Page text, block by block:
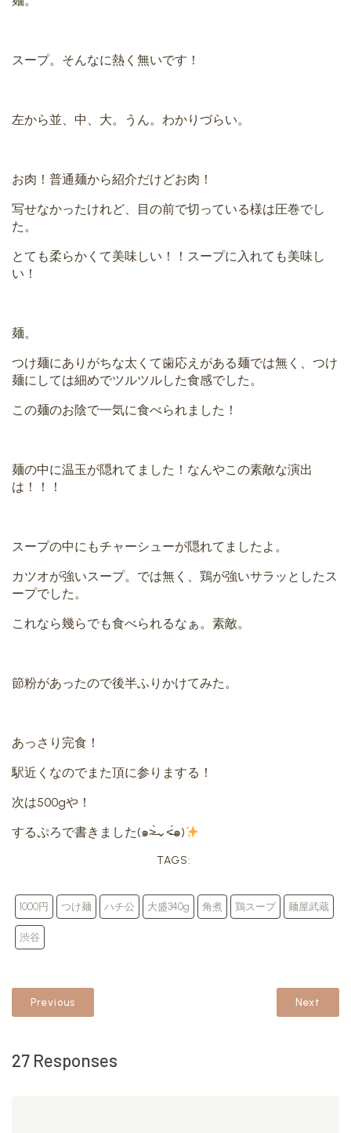
スープ。そんなに熱く無いです！
左から並、中、大。うん。わかりづらい。
お肉！普通麺から紹介だけどお肉！
写せなかったけれど、目の前で切っている様は圧巻でし
た。
とても柔らかくて美味しい！！スープに入れても美味し
い！
麺。
つけ麺にありがちな太くて歯応えがある麺では無く、つけ
麺にしては細めでツルツルした食感でした。
この麺のお陰で一気に食べられました！
麺の中に温玉が隠れてました！なんやこの素敵な演出
は！！！
スープの中にもチャーシューが隠れてましたよ。
カツオが強いスープ。では無く、鶏が強いサラッとしたス
ープでした。
これなら幾らでも食べられるなぁ。素敵。
節粉があったので後半ふりかけてみた。
あっさり完食！
駅近くなのでまた頂に参りまする！
次は500gや！
するぷろで書きました(๑˃̶̀⌄˂̶́๑)
TAGS:
1000円 つけ麺 ハチ公 大盛340g 角煮 鶏スープ 麺屋武蔵
渋谷
Previous Next
27 Responses